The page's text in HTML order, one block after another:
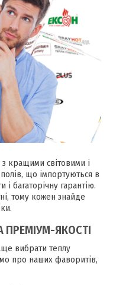
кращими світовими і
що імпортуються в
багаторічну гарантію.
тому кожен знайде
ПРЕМІУМ-ЯКОСТІ
вибрати теплу
про наших фаворитів,